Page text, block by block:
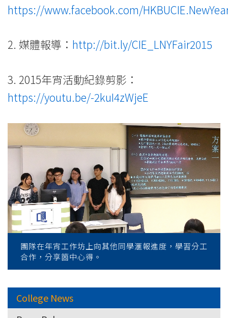
https://www.facebook.com/
2. 媒體報導： http://bit.ly/CIE_LNYFair2015
3. 2015年宵活動紀錄剪影：
https://youtu.be/-2kuI4zWjeE
團隊在年宵工作坊上向其他同學滙報進度，學習分工
合作，分享箇中心得。
College News